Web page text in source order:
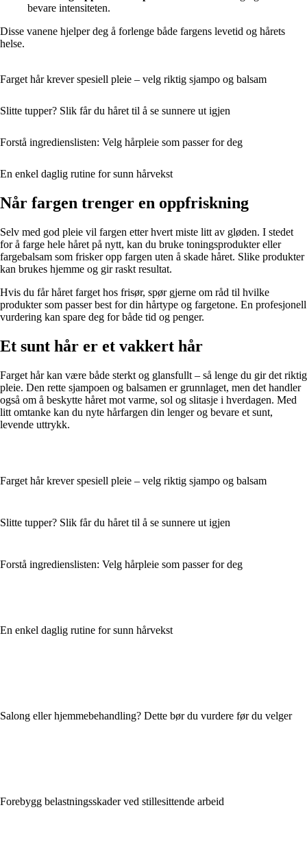
bevare intensiteten.
Disse vanene hjelper deg å forlenge både fargens levetid og hårets
helse.
Farget hår krever spesiell pleie – velg riktig sjampo og balsam
Slitte tupper? Slik får du håret til å se sunnere ut igjen
Forstå ingredienslisten: Velg hårpleie som passer for deg
En enkel daglig rutine for sunn hårvekst
Når fargen trenger en oppfriskning
Selv med god pleie vil fargen etter hvert miste litt av gløden. I stedet
for å farge hele håret på nytt, kan du bruke toningsprodukter eller
fargebalsam som frisker opp fargen uten å skade håret. Slike produkter
kan brukes hjemme og gir raskt resultat.
Hvis du får håret farget hos frisør, spør gjerne om råd til hvilke
produkter som passer best for din hårtype og fargetone. En profesjonell
vurdering kan spare deg for både tid og penger.
Et sunt hår er et vakkert hår
Farget hår kan være både sterkt og glansfullt – så lenge du gir det riktig
pleie. Den rette sjampoen og balsamen er grunnlaget, men det handler
også om å beskytte håret mot varme, sol og slitasje i hverdagen. Med
litt omtanke kan du nyte hårfargen din lenger og bevare et sunt,
levende uttrykk.
Farget hår krever spesiell pleie – velg riktig sjampo og balsam
Slitte tupper? Slik får du håret til å se sunnere ut igjen
Forstå ingredienslisten: Velg hårpleie som passer for deg
En enkel daglig rutine for sunn hårvekst
Salong eller hjemmebehandling? Dette bør du vurdere før du velger
Forebygg belastningsskader ved stillesittende arbeid